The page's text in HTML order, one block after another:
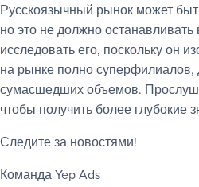
Русскоязычный рынок может
но это не должно останавливать
исследовать его, поскольку он
на рынке полно
сумасшедших объемов.
чтобы получить более глубокие
Следите за новостями!
Команда Yep Ads